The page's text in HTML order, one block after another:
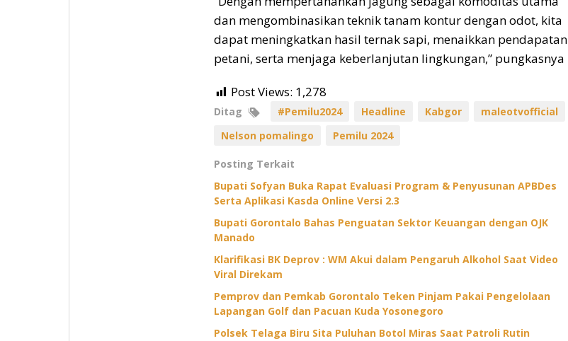
dan mengombinasikan teknik tanam kontur dengan odot, kita
dapat meningkatkan hasil ternak sapi, menaikkan pendapatan
petani, serta menjaga keberlanjutan lingkungan,” pungkasnya
Post Views: 1,278
Ditag #Pemilu2024 Headline Kabgor
maleotvofficial
Nelson pomalingo
Pemilu 2024
Posting Terkait
Bupati Sofyan Buka Rapat Evaluasi Program & Penyusunan APBDes
Serta Aplikasi Kasda Online Versi 2.3
Bupati Gorontalo Bahas Penguatan Sektor Keuangan dengan OJK
Manado
Klarifikasi BK Deprov : WM Akui dalam Pengaruh Alkohol Saat Video
Viral Direkam
Pemprov dan Pemkab Gorontalo Teken Pinjam Pakai Pengelolaan
Lapangan Golf dan Pacuan Kuda Yosonegoro
Polsek Telaga Biru Sita Puluhan Botol Miras Saat Patroli Rutin